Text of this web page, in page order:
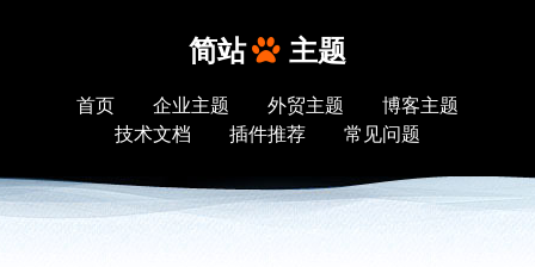
简站 主题
首页 企业主题 外贸主题
博客主题
技术文档
插件推荐 常见问题